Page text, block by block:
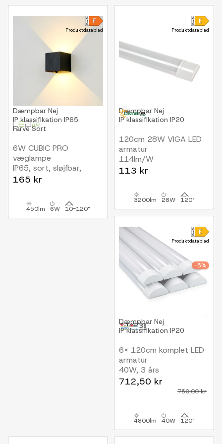
Produktdatablad
Dæmpbar Nej
IP klassifikation IP65
FarveSort
6W CUBIC PRO
væglampe
IP65, sort, sløjfbar,
justerbar, firkantet,
165 kr
450lm 6W 10-120°
Produktdatablad
Dæmpbar Nej
IP klassifikation IP20
120cm 28W VIGA LED
armatur
114lm/W
113 kr
3200lm 28W 120°
Produktdatablad
-5%
Dæmpbar Nej
IP klassifikation IP20
6x 120cm komplet LED
armatur
40W, 3 års
producentgaranti, 230V
712,50 kr
750,00 kr
4800lm 40W 120°